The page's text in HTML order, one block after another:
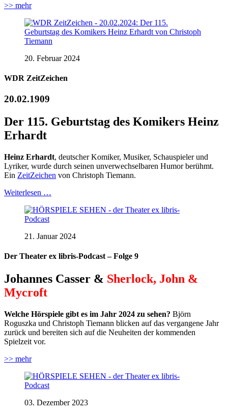
>> mehr
20. Februar 2024
WDR ZeitZeichen
20.02.1909
Der 115. Geburtstag des Komikers Heinz
Erhardt
Heinz Erhardt, deutscher Komiker, Musiker, Schauspieler und
Lyriker, wurde durch seinen unverwechselbaren Humor berühmt.
Ein ZeitZeichen von Christoph Tiemann.
Weiterlesen …
21. Januar 2024
Der Theater ex libris-Podcast – Folge 9
Johannes Casser & Sherlock, John &
Mycroft
Welche Hörspiele gibt es im Jahr 2024 zu sehen? Björn
Roguszka und Christoph Tiemann blicken auf das vergangene Jahr
zurück und bereiten sich auf die Neuheiten der kommenden
Spielzeit vor.
>> mehr
03. Dezember 2023